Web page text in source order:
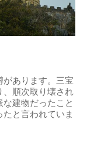
あります。三宝
、順次取り壊され
建物だったこと
と言われていま